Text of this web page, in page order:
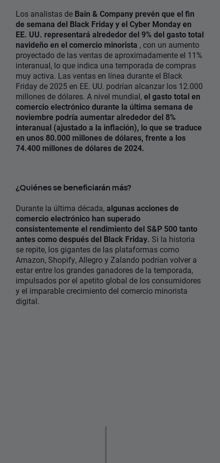
Los analistas de Bain & Company prevén que el fin
de semana del Black Friday y el Cyber ​​Monday en
EE. UU. representará alrededor del 9% del gasto total
navideño en el comercio minorista , con un aumento
proyectado de las ventas de aproximadamente el 11%
interanual, lo que indica una temporada de compras
muy activa. Las ventas en línea durante el Black
Friday de 2025 en EE. UU. podrían alcanzar los 12.000
millones de dólares. A nivel mundial,el gasto total en
comercio electrónico durante la última semana de
noviembre podría aumentar alrededor del 8%
interanual (ajustado a la inflación), lo que se traduce
en unos 80.000 millones de dólares, frente a los
74.400 millones de dólares de 2024.
¿Quiénes se beneficiarán más?
Durante la última década,algunas acciones de
comercio electrónico han superado
consistentemente el rendimiento del S&P 500 tanto
antes como después del Black Friday. Si la historia
se repite, los gigantes de las plataformas como
Amazon, Shopify, Allegro y Zalando podrían volver a
estar entre los grandes ganadores de la temporada,
impulsados ​​por el apetito global de los consumidores
y el imparable crecimiento del comercio minorista
digital.